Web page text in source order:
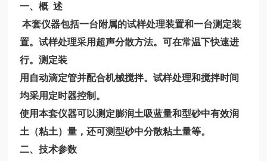
一、概 述
本套仪器包括一台附属的试样处理装置和一台测定装
置。试样处理采用超声分散方法。可在常温下快速进
行。测定装
用自动滴定管并配合机械搅拌。试样处理和搅拌时间
均采用定时器控制。
使用本套仪器可以测定膨润土吸蓝量和型砂中有效润
土（粘土）量，还可测型砂中分散粘土量等。
二、技术参数